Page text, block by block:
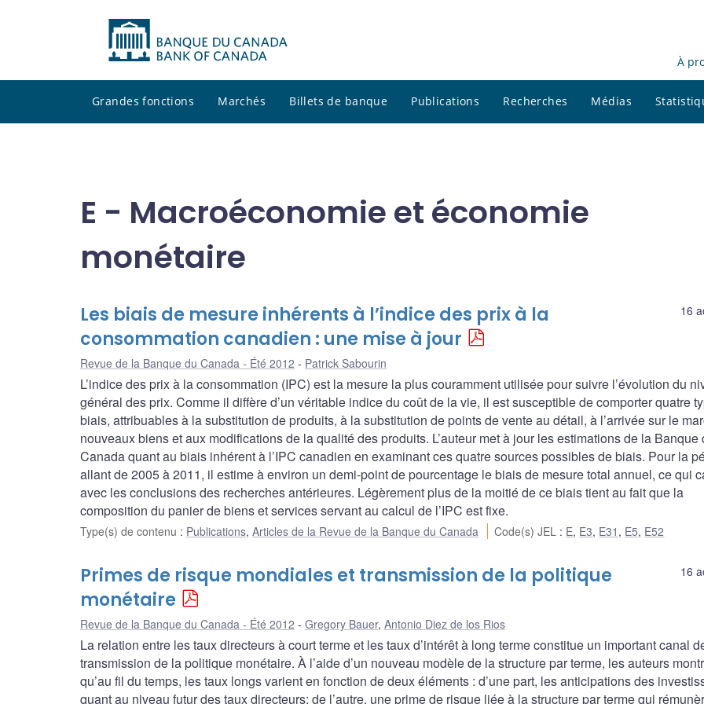
À
Grandes fonctions Marchés Billets de banque Publications Recherches Médias
E - Macroéconomie et économie
monétaire
16
Les biais de mesure inhérents à l’indice des prix à la
consommation canadien : une mise à jour
Revue de la Banque du Canada - Été 2012 Patrick Sabourin
L’indice des prix à la consommation (IPC) est la mesure la plus couramment utilisée pour suivre l’évolution du
général des prix. Comme il diffère d’un véritable indice du coût de la vie, il est susceptible de comporter quatre
biais, attribuables à la substitution de produits, à la substitution de points de vente au détail, à l’arrivée sur le
nouveaux biens et aux modifications de la qualité des produits. L’auteur met à jour les estimations de la Banque
Canada quant au biais inhérent à l’IPC canadien en examinant ces quatre sources possibles de biais. Pour la
allant de 2005 à 2011, il estime à environ un demi-point de pourcentage le biais de mesure total annuel, ce qui
avec les conclusions des recherches antérieures. Légèrement plus de la moitié de ce biais tient au fait que la
composition du panier de biens et services servant au calcul de l’IPC est fixe.
Type(s) de contenu : Publications, Articles de la Revue de la Banque du Canada Code(s) JEL : E, E3, E31 , E5, E52
16
Primes de risque mondiales et transmission de la politique
monétaire
Revue de la Banque du Canada - Été 2012 Gregory Bauer, Antonio Diez de los Rios
La relation entre les taux directeurs à court terme et les taux d’intérêt à long terme constitue un important canal
transmission de la politique monétaire. À l’aide d’un nouveau modèle de la structure par terme, les auteurs
qu’au fil du temps, les taux longs varient en fonction de deux éléments : d’une part, les anticipations des
quant au niveau futur des taux directeurs; de l’autre, une prime de risque liée à la structure par terme qui